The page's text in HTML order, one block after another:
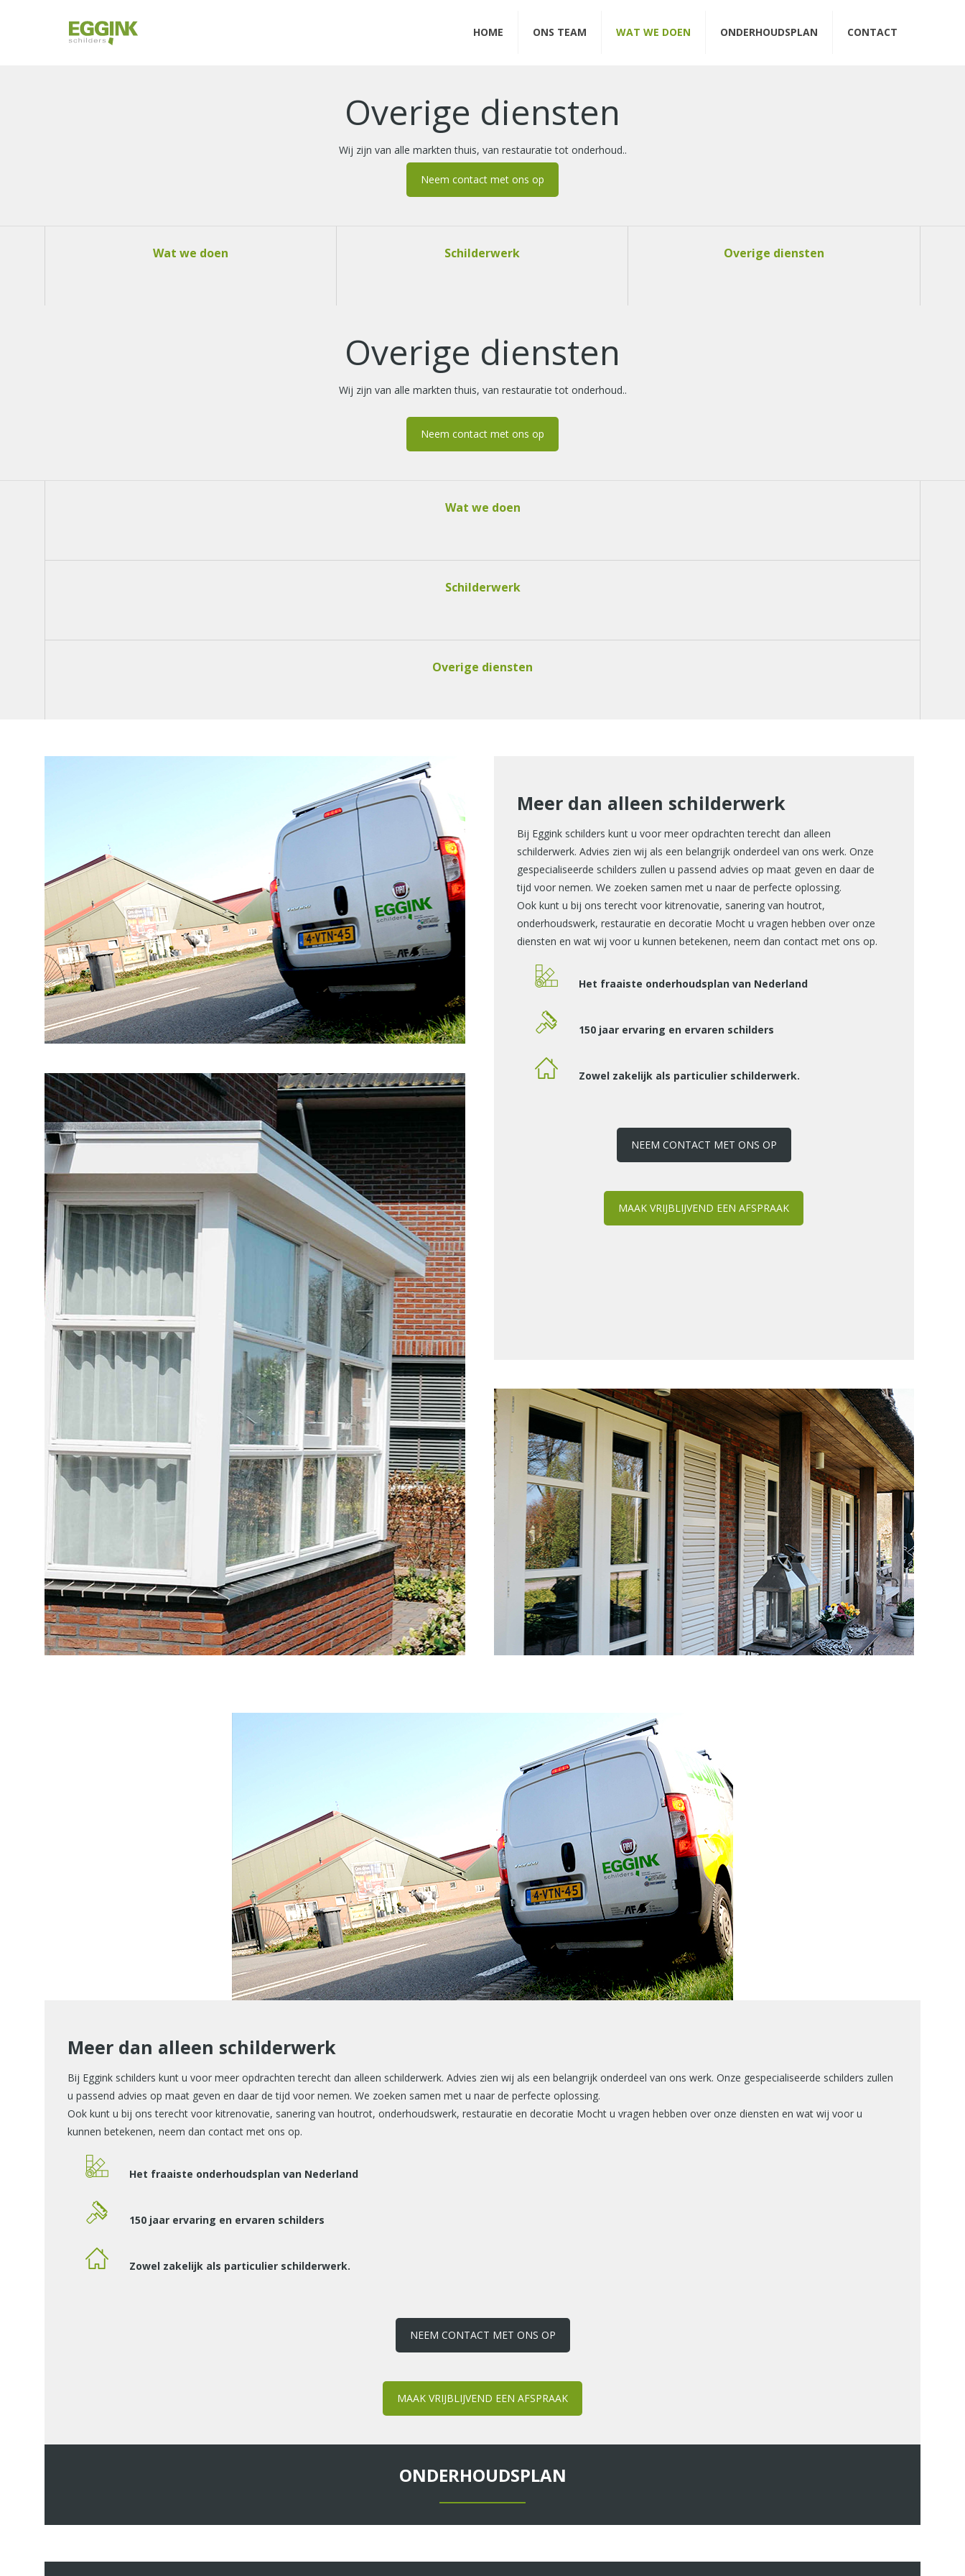
HOME ONS TEAM WAT WE DOEN ONDERHOUDSPLAN CONTACT
Overige diensten
Wij zijn van alle markten thuis, van restauratie tot onderhoud..
Neem contact met ons op
Wat we doen Schilderwerk Overige diensten
Overige diensten
Wij zijn van alle markten thuis, van restauratie tot onderhoud..
Neem contact met ons op
Wat we doen
Schilderwerk
Overige diensten
Meer dan alleen schilderwerk
Bij Eggink schilders kunt u voor meer opdrachten terecht dan alleen
schilderwerk. Advies zien wij als een belangrijk onderdeel van ons werk. Onze
gespecialiseerde schilders zullen u passend advies op maat geven en daar de
tijd voor nemen. We zoeken samen met u naar de perfecte oplossing.
Ook kunt u bij ons terecht voor kitrenovatie, sanering van houtrot,
onderhoudswerk, restauratie en decoratie Mocht u vragen hebben over onze
diensten en wat wij voor u kunnen betekenen, neem dan contact met ons op.
Het fraaiste onderhoudsplan van Nederland
150 jaar ervaring en ervaren schilders
Zowel zakelijk als particulier schilderwerk.
NEEM CONTACT MET ONS OP
MAAK VRIJBLIJVEND EEN AFSPRAAK
Meer dan alleen schilderwerk
Bij Eggink schilders kunt u voor meer opdrachten terecht dan alleen schilderwerk. Advies zien wij als een belangrijk onderdeel van ons werk. Onze gespecialiseerde schilders zullen
u passend advies op maat geven en daar de tijd voor nemen. We zoeken samen met u naar de perfecte oplossing.
Ook kunt u bij ons terecht voor kitrenovatie, sanering van houtrot, onderhoudswerk, restauratie en decoratie Mocht u vragen hebben over onze diensten en wat wij voor u
kunnen betekenen, neem dan contact met ons op.
Het fraaiste onderhoudsplan van Nederland
150 jaar ervaring en ervaren schilders
Zowel zakelijk als particulier schilderwerk.
NEEM CONTACT MET ONS OP
MAAK VRIJBLIJVEND EEN AFSPRAAK
ONDERHOUDSPLAN